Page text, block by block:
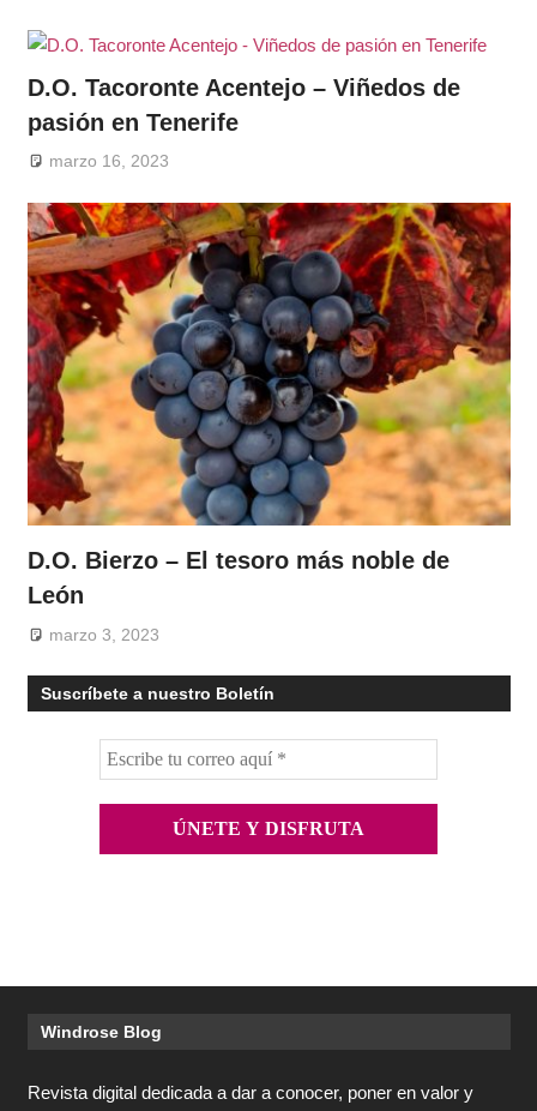
D.O. Tacoronte Acentejo – Viñedos de
pasión en Tenerife
marzo 16, 2023
D.O. Bierzo – El tesoro más noble de
León
marzo 3, 2023
Suscríbete a nuestro Boletín
Windrose Blog
Revista digital dedicada a dar a conocer, poner en valor y